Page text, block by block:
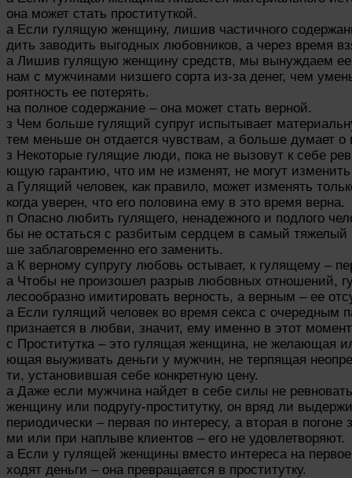
она может стать проституткой.
а Если гулящую женщину, лишив частичного
дить заводить выгодных любовников, а через время
а Лишив гулящую женщину средств, мы вынуждаем ее
нам с мужчинами низшего сорта из-за денег, чем
роятность ее потерять.
на полное содержание – она может стать верной.
з Чем больше гулящий супруг испытывает
тем меньше он отдается чувствам, а больше думает о
з Некоторые гулящие люди, пока не вызовут к себе
ющую гарантию, что им не изменят, не могут
а Гулящий человек, как правило, может изменять
когда уверен, что его половина ему в это время верна.
п Опасно любить гулящего, ненадежного и подлого
бы не остаться с разбитым сердцем в самый тяжелый
ше заблаговременно его заменить.
а К верному супругу любовь остывает, к гулящему –
а Чтобы не произошел разрыв любовных отношений,
лесообразно имитировать верность, а верным – ее
а Если гулящий человек во время секса с очередным
признается в любви, значит, ему именно в этот
с Проститутка – это гулящая женщина, не желающая
ющая выуживать деньги у мужчин, не терпящая
ти, установившая себе конкретную цену.
а Даже если мужчина найдет в себе силы не
женщину или подругу-проститутку, он вряд ли
периодически – первая по интересу, а вторая в погоне
ми или при наплыве клиентов – его не удовлетворяют.
а Если у гулящей женщины вместо интереса на
ходят деньги – она превращается в проститутку.